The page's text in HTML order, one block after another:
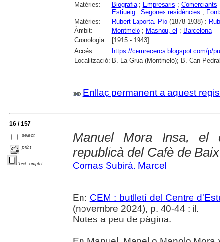
Matèries: Biografia; Empresaris ; Comerciants
Estiueig; Segones residències ;
Matèries:
Rubert Laporta, Pío(1878-1938) ;
Àmbit:
Montmeló; Masnou, el ; Barcelona
Cronologia:
[1915 - 1943]
Accés:
https://cemrecerca.blogspot.com/p/
Localització: B. La Grua (Montmeló); B. Can
Enllaç permanent a aquest
16 / 157
select
print
Text complet
Manuel Mora Insa, el
republicà del Cafè de Baix
Comas Subirà, Marcel
En: CEM : butlletí del Centre
(novembre 2024), p. 40-44 : il.
Notes a peu de pàgina.